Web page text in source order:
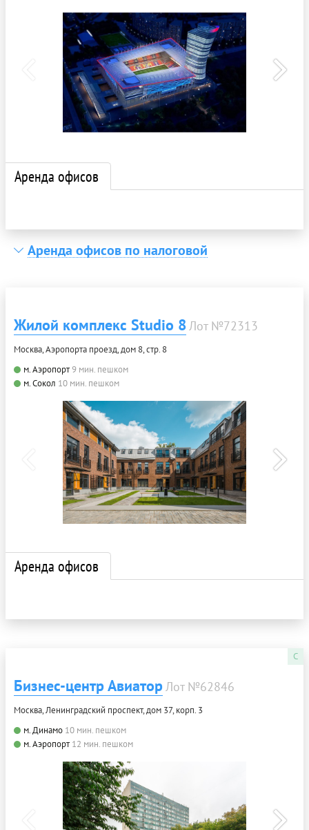
Аренда офисов
Аренда офисов по налоговой
Жилой комплекс Studio 8Лот №72313
Москва, Аэропорта проезд, дом 8, стр. 8
м. Аэропорт9 мин. пешком
м. Сокол 10 мин. пешком
Аренда офисов
C
Бизнес-центр АвиаторЛот №62846
Москва, Ленинградский проспект, дом 37, корп. 3
м. Динамо 10 мин. пешком
м. Аэропорт 12 мин. пешком